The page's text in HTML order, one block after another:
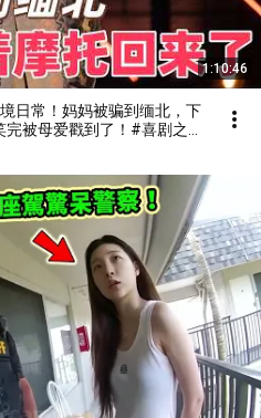
1:10:46
日常！妈妈被骗到缅北，下
被母爱戳到了！#喜剧之王
剧 #funny #综艺